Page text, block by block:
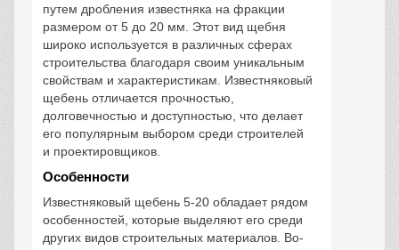
путем дробления известняка на фракции
размером от 5 до 20 мм. Этот вид щебня
широко используется в различных сферах
строительства благодаря своим уникальным
свойствам и характеристикам. Известняковый
щебень отличается прочностью,
долговечностью и доступностью, что делает
его популярным выбором среди строителей
и проектировщиков.
Особенности
Известняковый щебень 5-20 обладает рядом
особенностей, которые выделяют его среди
других видов строительных материалов. Во-